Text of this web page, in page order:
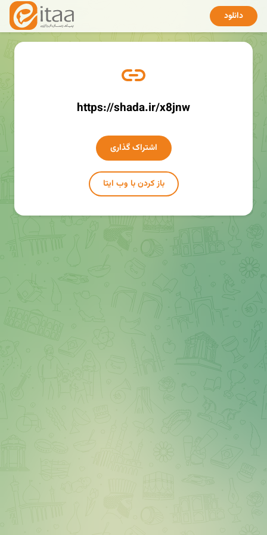
دانلود
https://shada.ir/x8jnw
اشتراک گذاری
باز کردن با وب ایتا